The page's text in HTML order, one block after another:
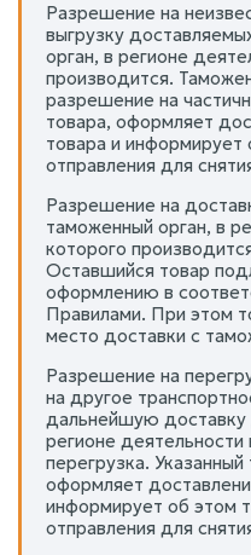
Разрешение на
выгрузку
орган, в регионе
производится.
разрешение на
товара, оформляет
товара и
отправления для
Разрешение на
таможенный орган, в
которого
Оставшийся товар
оформлению в
Правилами. При этом
место доставки с
Разрешение на
на другое
дальнейшую доставку
регионе
перегрузка.
оформляет
информирует об этом
отправления для